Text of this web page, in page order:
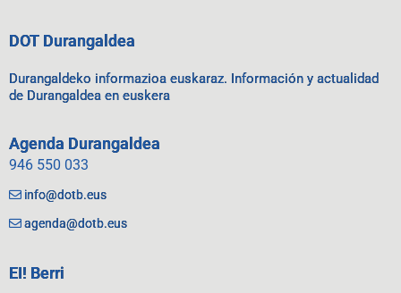
DOT Durangaldea
Durangaldeko informazioa euskaraz. Información y actualidad
de Durangaldea en euskera
Agenda Durangaldea
946 550 033
info@dotb.eus
agenda@dotb.eus
EI! Berri